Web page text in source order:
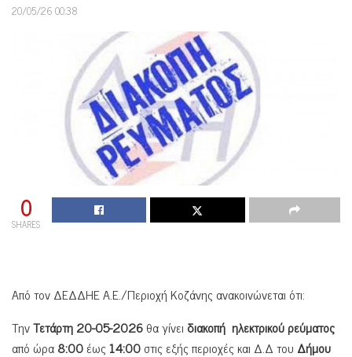
20/05/26 00:38
0
SHARES
Από τον ΔΕΔΔΗΕ Α.Ε./Περιοχή Κοζάνης ανακοινώνεται ότι:
TηνΤετάρτη 20-05-2026θα γίνει διακοπή ηλεκτρικού ρεύματος
από ώρα8:00έως14:00στις εξής περιοχές και Δ.Δ του Δήμου